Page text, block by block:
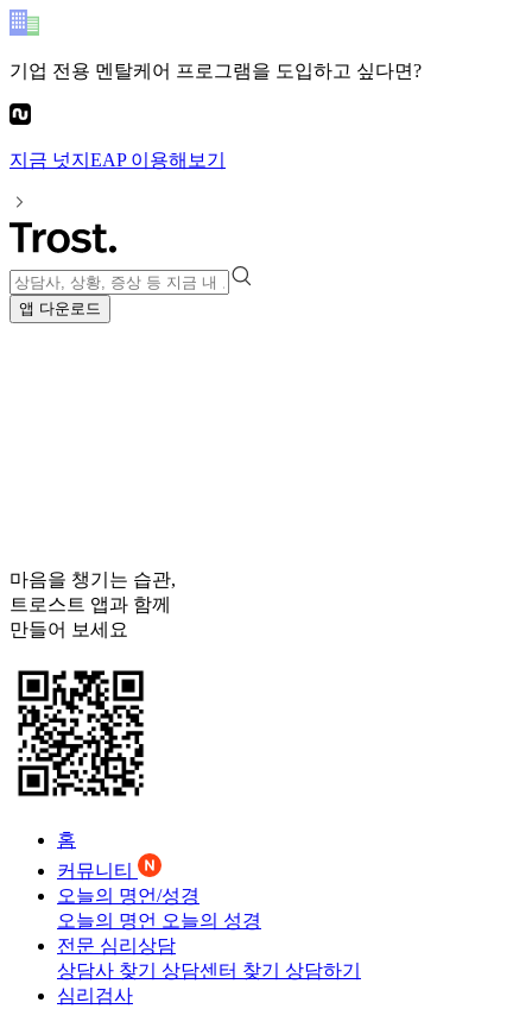
기업 전용 멘탈케어 프로그램을 도입하고 싶다면?
지금 넛지EAP이용해보기
앱 다운로드
마음을 챙기는 습관,
트로스트 앱과 함께
만들어 보세요
홈
커뮤니티
오늘의 명언/성경
오늘의 명언 오늘의 성경
전문 심리상담
상담사 찾기 상담센터 찾기 상담하기
심리검사